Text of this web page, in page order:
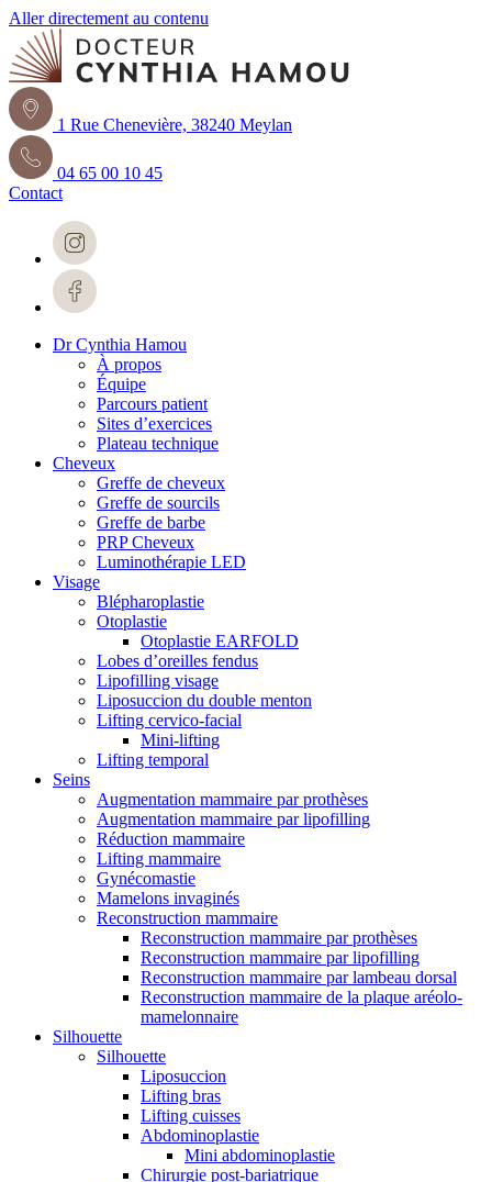
Aller directement au contenu
1 Rue Chenevière, 38240 Meylan
04 65 00 10 45
Contact
Dr Cynthia Hamou
À propos
Équipe
Parcours patient
Sites d’exercices
Plateau technique
Cheveux
Greffe de cheveux
Greffe de sourcils
Greffe de barbe
PRP Cheveux
Luminothérapie LED
Visage
Blépharoplastie
Otoplastie
Otoplastie EARFOLD
Lobes d’oreilles fendus
Lipofilling visage
Liposuccion du double menton
Lifting cervico-facial
Mini-lifting
Lifting temporal
Seins
Augmentation mammaire par prothèses
Augmentation mammaire par lipofilling
Réduction mammaire
Lifting mammaire
Gynécomastie
Mamelons invaginés
Reconstruction mammaire
Reconstruction mammaire par prothèses
Reconstruction mammaire par lipofilling
Reconstruction mammaire par lambeau dorsal
Reconstruction mammaire de la plaque aréolo-
mamelonnaire
Silhouette
Silhouette
Liposuccion
Lifting bras
Lifting cuisses
Abdominoplastie
Mini abdominoplastie
Chirurgie post-bariatrique